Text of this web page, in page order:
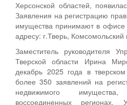
Херсонской областей,
Заявления на регистрацию
имущества принимают в
адресу: г.Тверь, Комсомольский
Заместитель руководителя
Тверской области Ирина
декабрь 2025 года в
более 350 заявлений на
недвижимого
воссоединенных регионах.